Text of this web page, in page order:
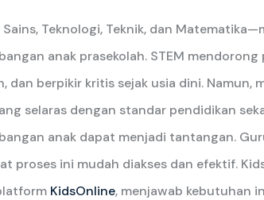
Sains, Teknologi, Teknik, dan
anak prasekolah. STEM
dan berpikir kritis sejak usia dini. Namun,
selaras dengan standar pendidikan
anak dapat menjadi tantangan.
proses ini mudah diakses dan efektif.
KidsOnline, menjawab kebutuhan